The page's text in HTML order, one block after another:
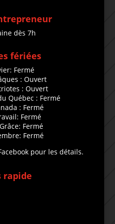
dès 7h
fériées
Fermé
: Ouvert
: Ouvert
Québec : Fermé
: Fermé
Fermé
Fermé
Fermé
pour les détails.
rapide